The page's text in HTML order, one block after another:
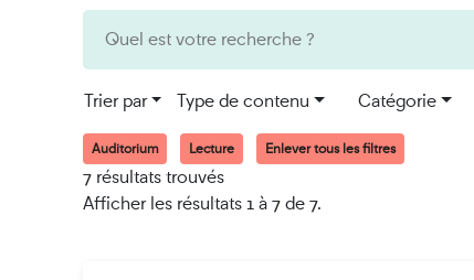
Trier par Type de contenu Catégorie
Auditorium Lecture Enlever tous les filtres
7 résultats trouvés
Afficher les résultats 1 à 7 de 7.